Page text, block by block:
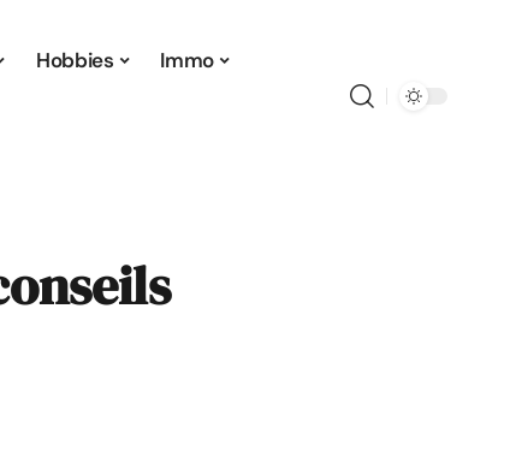
Hobbies Immo